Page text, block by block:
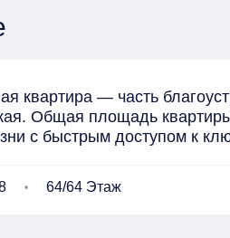
квартира — часть
Общая площадь
с быстрым доступом к
64/64 Этаж